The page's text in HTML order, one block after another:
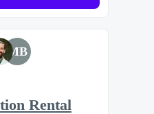
MB
Rental